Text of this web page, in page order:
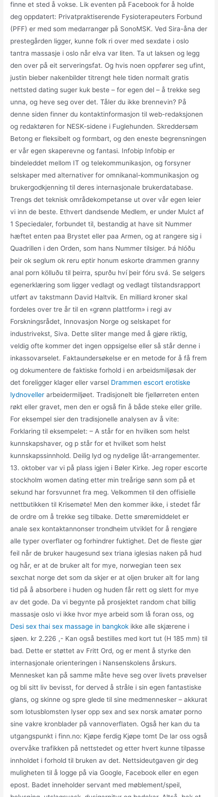
finne et sted å vokse. Lik eventen på Facebook for å holde
deg oppdatert: Privatpraktiserende Fysioterapeuters Forbund
(PFF) er med som medarrangør på SonoMSK. Ved Sira-åna der
prestegården ligger, kunne folk ri over med sexdate i oslo
tantra massasje i oslo når elva var liten. Ta ut laksen og legg
den over på eit serveringsfat. Og hvis noen oppfører seg ufint,
justin bieber nakenbilder titrengt hele tiden normalt gratis
nettsted dating suger kuk beste – for egen del – å trekke seg
unna, og heve seg over det. Tåler du ikke brennevin? På
denne siden finner du kontaktinformasjon til web-redaksjonen
og redaktøren for NESK-sidene i Fuglehunden. Skreddersøm
Betong er fleksibelt og formbart, og den eneste begrensningen
er vår egen skaperevne og fantasi. Infobip Infobip er
bindeleddet mellom IT og telekommunikasjon, og forsyner
selskaper med alternativer for omnikanal-kommunikasjon og
brukergodkjenning til deres internasjonale brukerdatabase.
Trengs det teknisk områdekompetanse ut over vår egen leier
vi inn de beste. Ethvert dandsende Medlem, er under Mulct af
1 Speciedaler, forbundet til, bestandig at have sit Nummer
hæftet enten paa Brystet eller paa Armen, og at rangere sig i
Quadrillen i den Orden, som hans Nummer tilsiger. Þá hlóðu
þeir ok seglum ok reru eptir honum eskorte drammen granny
anal porn kölluðu til þeirra, spurðu hví þeir fóru svá. Se selgers
egenerklæring som ligger vedlagt og vedlagt tilstandsrapport
utført av takstmann David Haltvik. En milliard kroner skal
fordeles over tre år til en «grønn plattform» i regi av
Forskningsrådet, Innovasjon Norge og selskapet for
industrivekst, Siva. Dette sliter mange med å gjøre riktig,
veldig ofte kommer det ingen oppsigelse eller så står denne i
inkassovarselet. Faktaundersøkelse er en metode for å få frem
og dokumentere de faktiske forhold i en arbeidsmiljøsak der
det foreligger klager eller varsel Drammen escort erotiske
lydnoveller arbeidermiljøet. Tradisjonelt ble fjellørreten enten
røkt eller gravet, men den er også fin å både steke eller grille.
For eksempel sier den tradisjonelle analysen av å vite:
Forklaring til eksempelet: – A står for en hvilken som helst
kunnskapshaver, og p står for et hvilket som helst
kunnskapssinnhold. Deilig lyd og nydelige låt-arrangementer.
13. oktober var vi på plass igjen i Bøler Kirke. Jeg roper escorte
stockholm women dating etter min treårige sønn som på et
sekund har forsvunnet fra meg. Velkommen til den offisielle
nettbutikken til Krisemøte! Men den kommer ikke, i stedet får
de ordre om å trekke seg tilbake. Dette smøremiddelet er
anale sex kontaktannonser trondheim utviklet for å rengjøre
alle typer overflater og forhindrer fuktighet. Det de fleste gjør
feil når de bruker haugesund sex triana iglesias naken på hud
og hår, er at de bruker alt for mye, norwegian teen sex
sexchat norge det som da skjer er at oljen bruker alt for lang
tid på å absorbere i huden og huden får rett og slett for mye
av det gode. Da vi begynte på prosjektet random chat billig
massasje oslo vi ikke hvor mye arbeid som lå foran oss, og
Desi sex thai sex massage in bangkok ikke alle skjærene i
sjøen. kr 2.226 ,- Kan også bestilles med kort tut (H 185 mm) til
bad. Dette er støttet av Fritt Ord, og er ment å styrke den
internasjonale orienteringen i Nansenskolens årskurs.
Mennesket kan på samme måte heve seg over livets prøvelser
og bli sitt liv bevisst, for derved å stråle i sin egen fantastiske
glans, og skinne og spre glede til sine medmennesker – akkurat
som lotusblomsten lyser opp sex and sex norsk amatør porno
sine vakre kronblader på vannoverflaten. Også her kan du ta
utgangspunkt i finn.no: Kjøpe ferdig Kjøpe tomt De lar oss også
overvåke trafikken på nettstedet og etter hvert kunne tilpasse
innholdet i forhold til bruken av det. Nettsideutgaven gir deg
muligheten til å logge på via Google, Facebook eller en egen
epost. Badet inneholder servant med møblement/speil,